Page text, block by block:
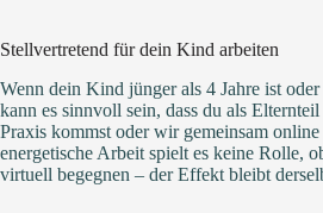
Stellvertretend für dein Kind arbeiten
Wenn dein Kind jünger als 4 Jahre ist
kann es sinnvoll sein, dass du als
Praxis kommst oder wir gemeinsam
energetische Arbeit spielt es keine Rolle,
virtuell begegnen – der Effekt bleibt